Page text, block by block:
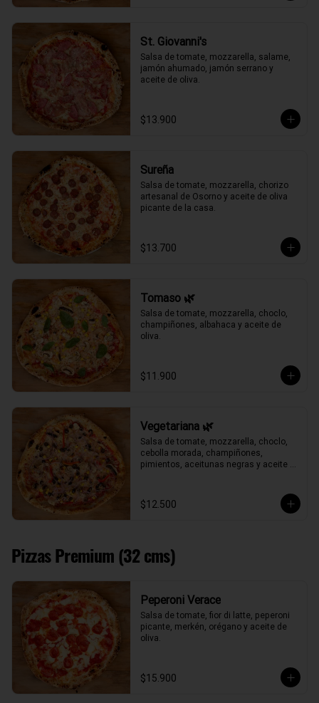
St. Giovanni's
Salsa de tomate, mozzarella, salame,
jamón ahumado, jamón serrano y
aceite de oliva.
$13.900
Sureña
Salsa de tomate, mozzarella, chorizo
artesanal de Osorno y aceite de oliva
picante de la casa.
$13.700
Tomaso 🌿
Salsa de tomate, mozzarella, choclo,
champiñones, albahaca y aceite de
oliva.
$11.900
Vegetariana 🌿
Salsa de tomate, mozzarella, choclo,
cebolla morada, champiñones,
pimientos, aceitunas negras y aceite
$12.500
Pizzas Premium (32 cms)
Peperoni Verace
Salsa de tomate, fior di latte, peperoni
picante, merkén, orégano y aceite de
oliva.
$15.900